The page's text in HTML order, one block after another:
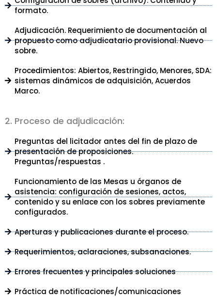
formato.
Adjudicación. Requerimiento de documentación al
propuesto como adjudicatario provisional. Nuevo
sobre.
Procedimientos: Abiertos, Restringido, Menores, SDA:
sistemas dinámicos de adquisición, Acuerdos
Marco.
2. Proceso de adjudicación:
Preguntas del licitador antes del fin de plazo de
presentación de proposiciones.
Preguntas/respuestas .
Funcionamiento de las Mesas u órganos de
asistencia: configuración de sesiones, actos,
contenido y su enlace con los sobres previamente
configurados.
Aperturas y publicaciones durante el proceso.
Requerimientos, aclaraciones, subsanaciones.
Errores frecuentes y principales soluciones
Práctica de notificaciones/comunicaciones